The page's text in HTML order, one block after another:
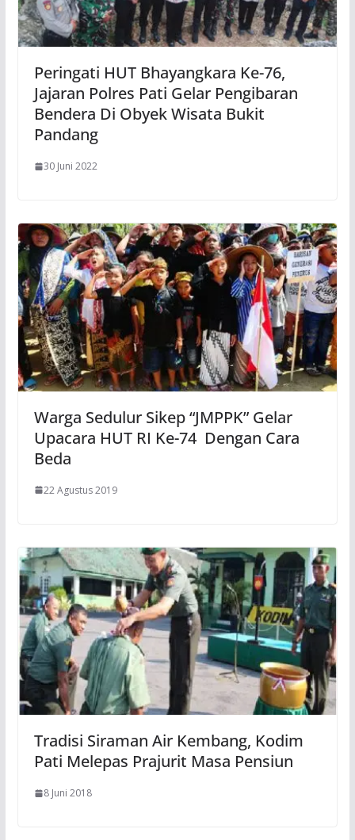
Peringati HUT Bhayangkara Ke-76,
Jajaran Polres Pati Gelar Pengibaran
Bendera Di Obyek Wisata Bukit
Pandang
30 Juni 2022
Warga Sedulur Sikep “JMPPK” Gelar
Upacara HUT RI Ke-74 Dengan Cara
Beda
22 Agustus 2019
Tradisi Siraman Air Kembang, Kodim
Pati Melepas Prajurit Masa Pensiun
8 Juni 2018